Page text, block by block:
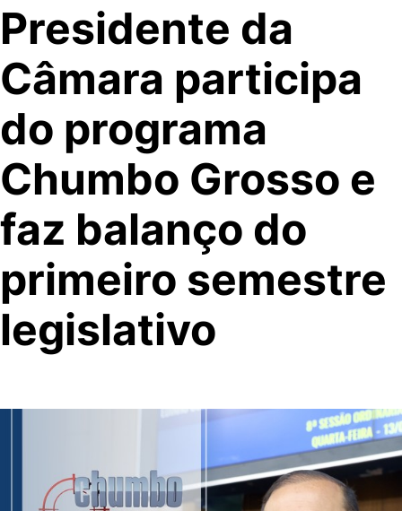
Presidente da
Câmara participa
do programa
Chumbo Grosso e
faz balanço do
primeiro semestre
legislativo